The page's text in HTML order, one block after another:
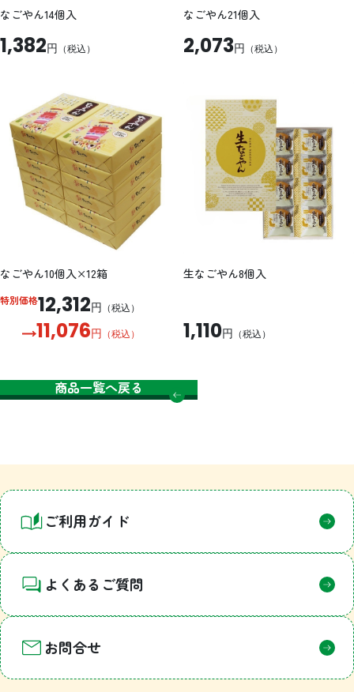
なごやん14個入
1,382円 （税込）
なごやん21個入
2,073円 （税込）
なごやん10個入×12箱
特別価格12,312円 （税込）
11,076円 （税込）
生なごやん8個入
1,110円 （税込）
商品一覧へ戻る
ご利用ガイド
よくあるご質問
お問合せ